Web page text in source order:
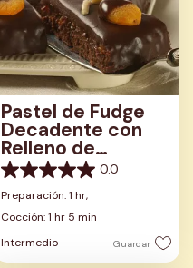
Pastel de Fudge
Decadente con
Relleno de
Albaricoque,
Borbón y
Glaseado de
Chocolate
0.0
0.0
de
5
Preparación: 1 hr,
Cocción: 1 hr 5 min
Intermedio
Guardar